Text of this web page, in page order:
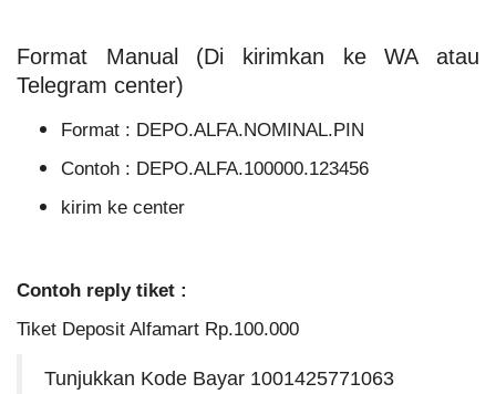
Format Manual (Di kirimkan ke WA atau
Telegram center)
Format : DEPO.ALFA.NOMINAL.PIN
Contoh : DEPO.ALFA.100000.123456
kirim ke center
Contoh reply tiket :
Tiket Deposit Alfamart Rp.100.000
Tunjukkan Kode Bayar 1001425771063